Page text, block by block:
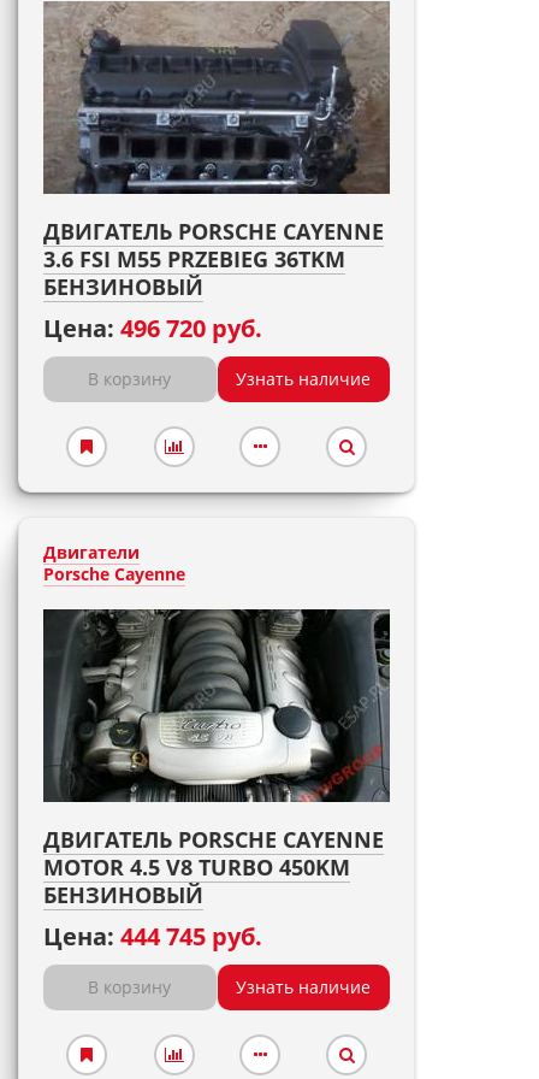
ДВИГАТЕЛЬ PORSCHE CAYENNE
3.6 FSI M55 PRZEBIEG 36TKM
БЕНЗИНОВЫЙ
Цена: 496 720 руб.
В корзину Узнать наличие
Двигатели
Porsche Cayenne
ДВИГАТЕЛЬ PORSCHE CAYENNE
MOTOR 4.5 V8 TURBO 450KM
БЕНЗИНОВЫЙ
Цена: 444 745 руб.
В корзину Узнать наличие